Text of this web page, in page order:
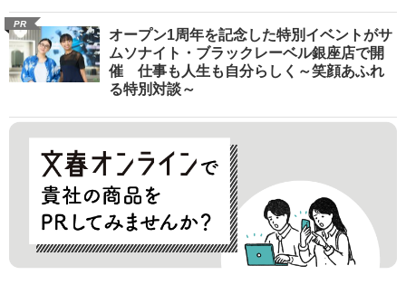
PR
オープン1周年を記念した特別イベントがサ
ムソナイト・ブラックレーベル銀座店で開
催 仕事も人生も自分らしく～笑顔あふれ
る特別対談～